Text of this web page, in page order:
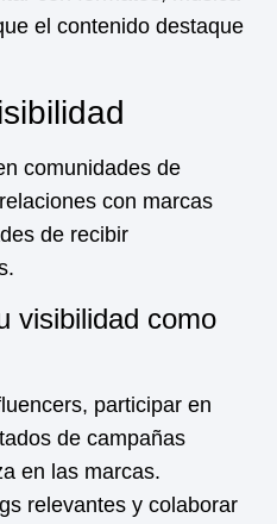
el contenido destaque
comunidades de
con marcas
de recibir
visibilidad como
participar en
de campañas
en las marcas.
relevantes y colaborar